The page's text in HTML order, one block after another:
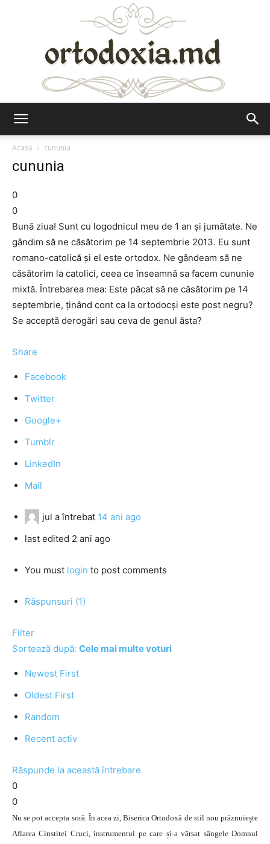
Acasă
cununia
cununia
0
0
Bună ziua! Sunt cu logodnicul meu de 1 an și jumătate. Ne
gândim să ne căsătorim pe 14 septembrie 2013. Eu sunt
romano-catolică și el este ortodox. Ne gândeam să ne
căsătorim la catolici, ceea ce înseamnă sa facem cununie
mixtă. Întrebarea mea: Este păcat să ne căsătorim pe 14
septembrie, ținând cont ca la ortodocși este post negru?
Se acceptă derogări sau ceva de genul ăsta?
Share
Facebook
Twitter
Google+
Tumblr
LinkedIn
Mail
jul a întrebat 14 ani ago
last edited 2 ani ago
You must login to post comments
Răspunsuri (1)
Filter
Sortează după: Cele mai multe voturi
Newest First
Oldest First
Random
Recent activ
Răspunde la această întrebare
0
0
Nu se pot accepta soră. În acea zi, Biserica Ortodoxă de stil nou prăznuiește
Aflarea Cinstitei Cruci, instrumentul pe care și-a vărsat sângele Domnul